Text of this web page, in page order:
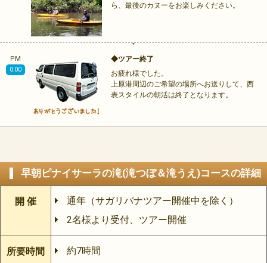
ら、最後のカヌーをお楽しみください。
PM
0:00
◆ツアー終了
お疲れ様でした。
上原港周辺のご希望の場所へお送りして、西
表スタイルの朝活は終了となります。
早朝ピナイサーラの滝(滝つぼ＆滝うえ)コースの詳細
開 催
通年（サガリバナツアー開催中を除く）
2名様より受付、ツアー開催
所要時間
約7時間